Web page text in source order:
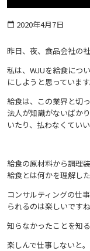
calendar_today 2020年4月7日
昨日、夜、食品会社の
私は、WJUを給食につ
にしようと思っています
給食は、この業界と切
法人が知識がないばか
いたり、払わなくてい
給食の原材料から調理
給食とは何かを理解し
コンサルティングの仕
られるのは楽しいですね
知らなかったことを知
楽しんで仕事しないと。